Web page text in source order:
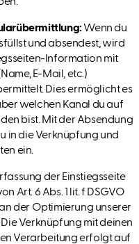
Wenn du
und absendest, wird
Information mit
E-Mail, etc.)
Dies ermöglicht es
welchen Kanal du auf
bist. Mit der Absendung
in die Verknüpfung und
ein.
der Einstiegsseite
Art. 6 Abs. 1 lit. f DSGVO
der Optimierung unserer
Verknüpfung mit deinen
Verarbeitung erfolgt auf